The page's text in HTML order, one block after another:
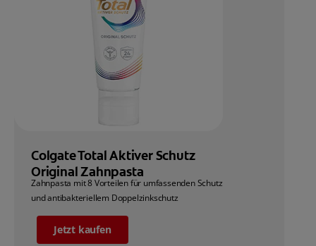
Colgate Total Aktiver Schutz
Original Zahnpasta
Zahnpasta mit 8 Vorteilen für umfassenden Schutz
und antibakteriellem Doppelzinkschutz
Jetzt kaufen